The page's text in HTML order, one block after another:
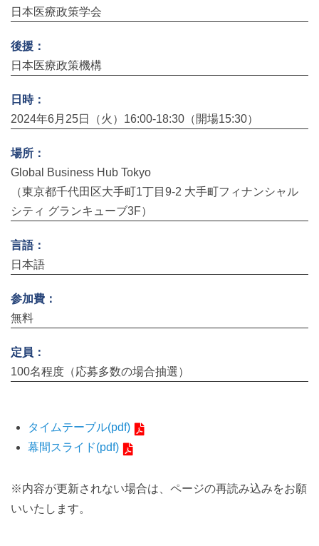
日本医療政策学会
後援：
日本医療政策機構
日時：
2024年6月25日（火）16:00-18:30（開場15:30）
場所：
Global Business Hub Tokyo
（東京都千代田区大手町1丁目9-2 大手町フィナンシャル
シティ グランキューブ3F）
言語：
日本語
参加費：
無料
定員：
100名程度（応募多数の場合抽選）
タイムテーブル(pdf)
幕間スライド(pdf)
※内容が更新されない場合は、ページの再読み込みをお願
いいたします。